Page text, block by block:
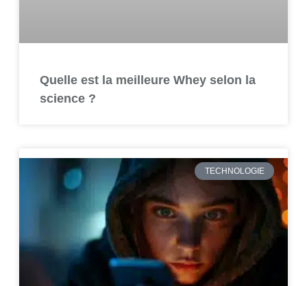
Quelle est la meilleure Whey selon la
science ?
TECHNOLOGIE